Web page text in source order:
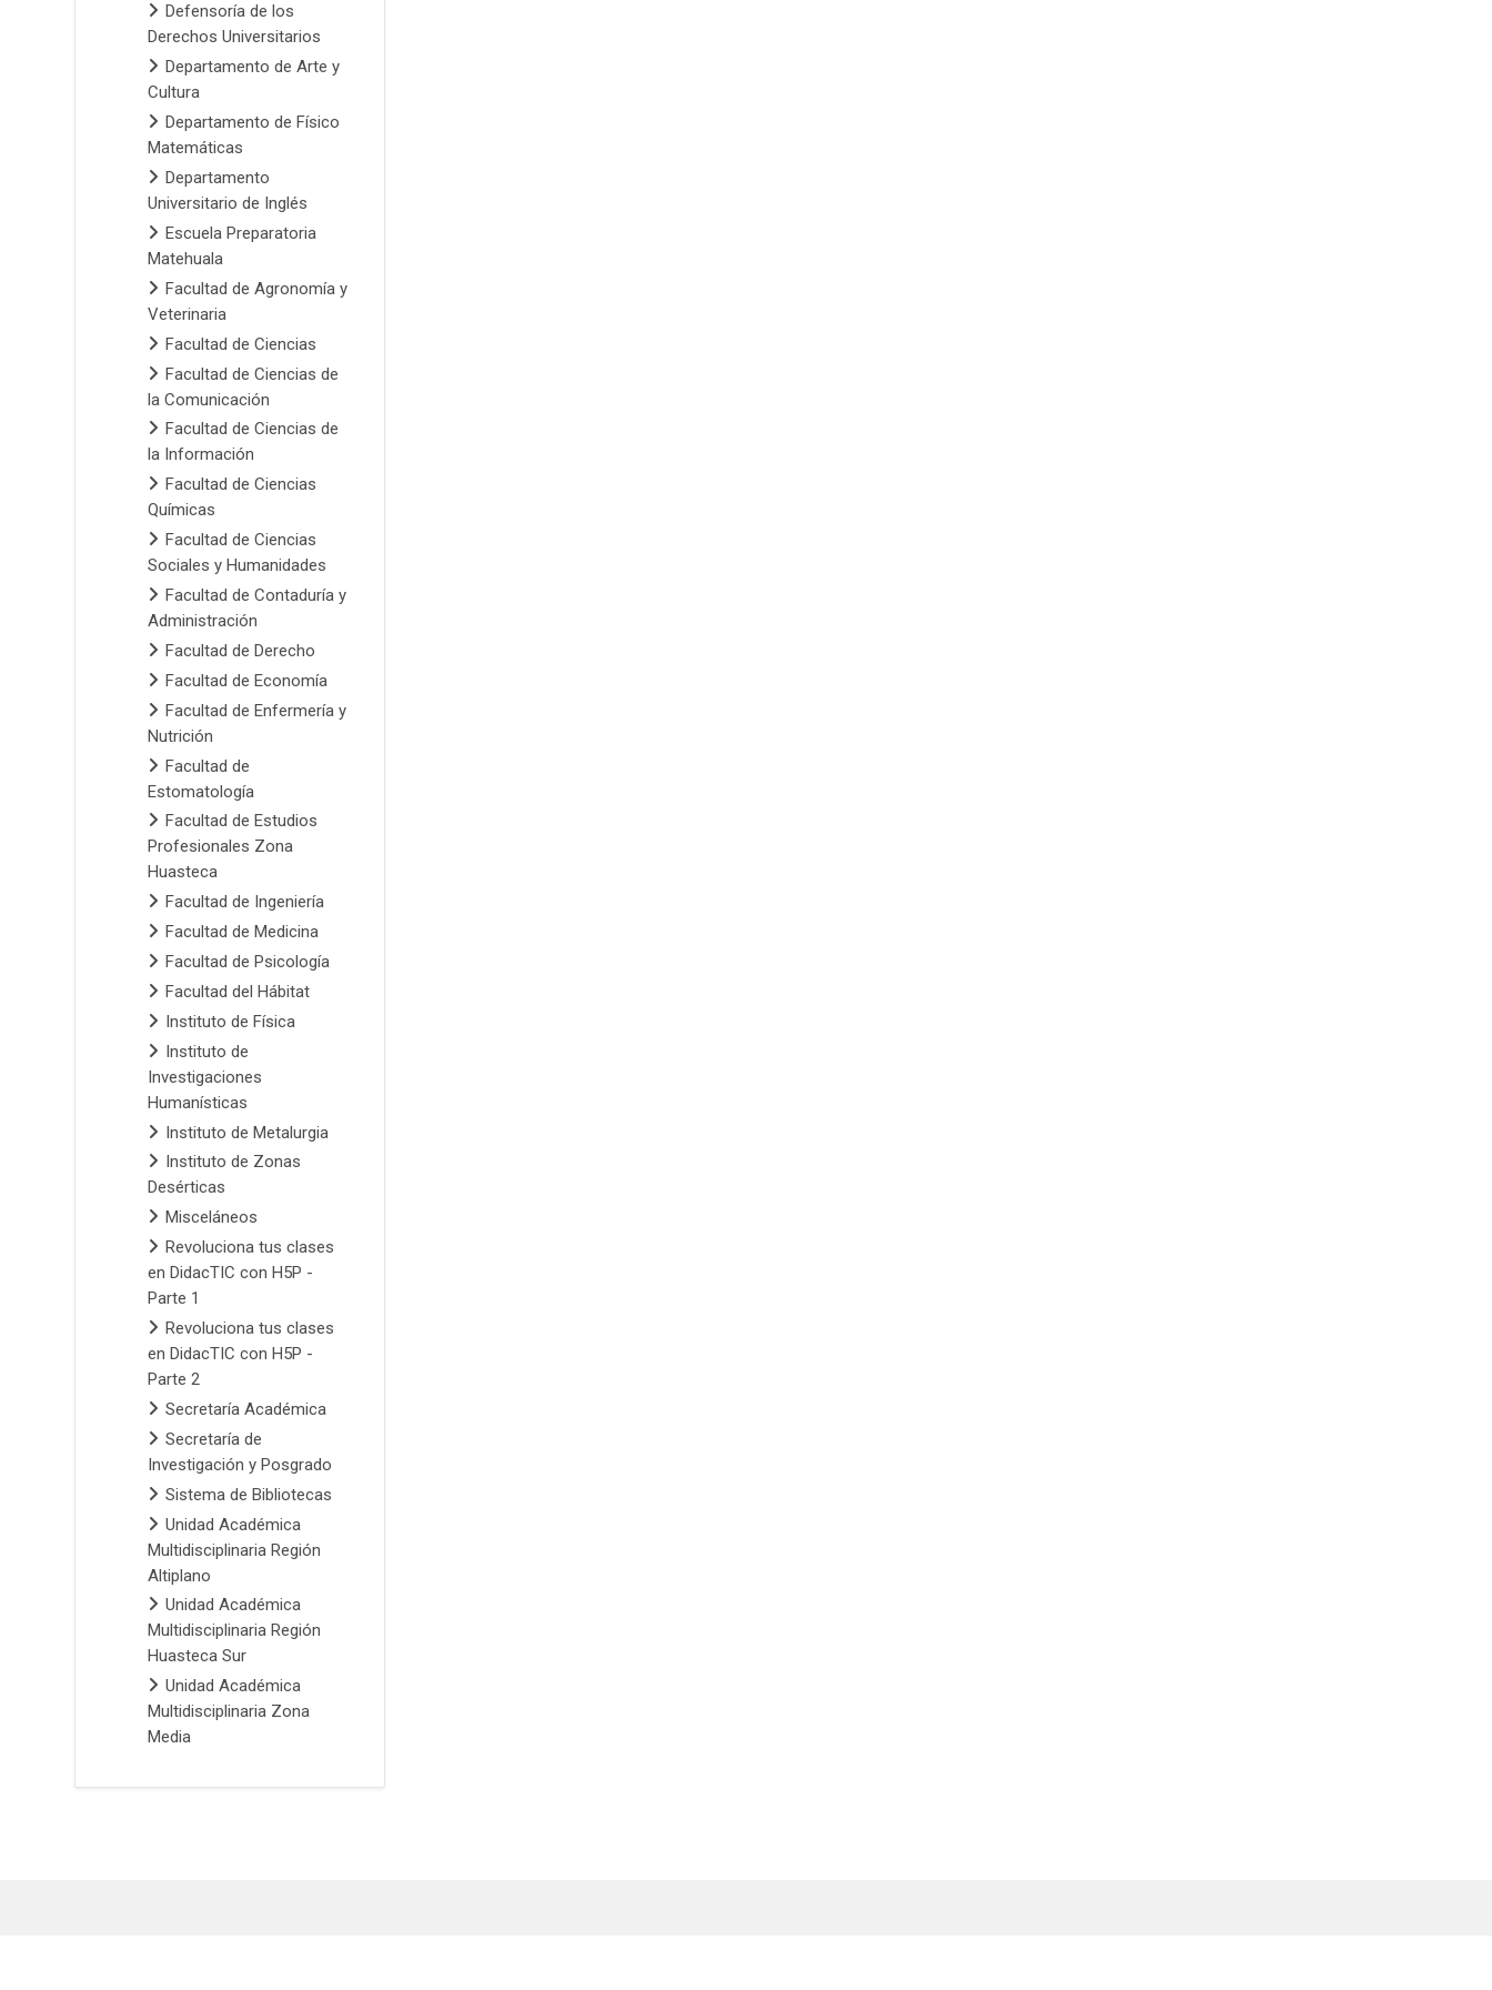
Defensoría de los
Derechos Universitarios
Departamento de Arte y
Cultura
Departamento de Físico
Matemáticas
Departamento
Universitario de Inglés
Escuela Preparatoria
Matehuala
Facultad de Agronomía y
Veterinaria
Facultad de Ciencias
Facultad de Ciencias de
la Comunicación
Facultad de Ciencias de
la Información
Facultad de Ciencias
Químicas
Facultad de Ciencias
Sociales y Humanidades
Facultad de Contaduría y
Administración
Facultad de Derecho
Facultad de Economía
Facultad de Enfermería y
Nutrición
Facultad de
Estomatología
Facultad de Estudios
Profesionales Zona
Huasteca
Facultad de Ingeniería
Facultad de Medicina
Facultad de Psicología
Facultad del Hábitat
Instituto de Física
Instituto de
Investigaciones
Humanísticas
Instituto de Metalurgia
Instituto de Zonas
Desérticas
Misceláneos
Revoluciona tus clases
en DidacTIC con H5P -
Parte 1
Revoluciona tus clases
en DidacTIC con H5P -
Parte 2
Secretaría Académica
Secretaría de
Investigación y Posgrado
Sistema de Bibliotecas
Unidad Académica
Multidisciplinaria Región
Altiplano
Unidad Académica
Multidisciplinaria Región
Huasteca Sur
Unidad Académica
Multidisciplinaria Zona
Media